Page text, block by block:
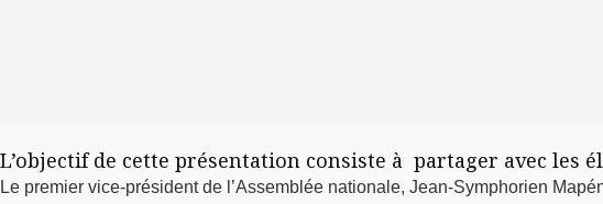
L’objectif de cette présentation consiste à partager avec les
Le premier vice-président de l’Assemblée nationale, Jean-Symphorien